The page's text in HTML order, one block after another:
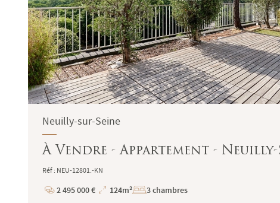
Neuilly-sur-Seine
À Vendre - Appartement - Neuilly-
Réf : NEU-12801.-KN
Prix
2 495 000 €
Superficie
124m² 3 chambres